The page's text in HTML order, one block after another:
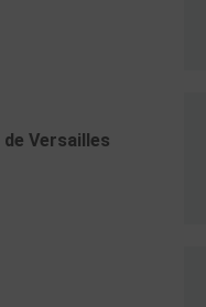
Versailles